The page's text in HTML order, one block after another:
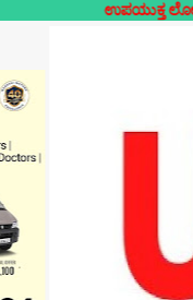
ಉಪಯುಕ್ತ ಲೋಕಲ್- ನಿಮ್ಮೂರಿನ